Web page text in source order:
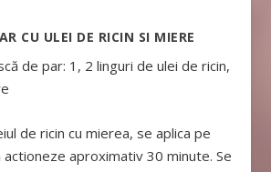
CU ULEI DE RICIN SI MIERE
de par: 1, 2 linguri de ulei de ricin,
de ricin cu mierea, se aplica pe
actioneze aproximativ 30 minute. Se